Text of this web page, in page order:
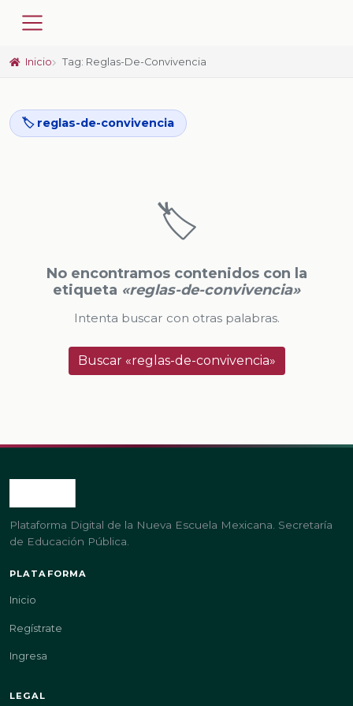
Inicio Tag: Reglas-De-Convivencia
🏷️ reglas-de-convivencia
🏷️
No encontramos contenidos con la
etiqueta «reglas-de-convivencia»
Intenta buscar con otras palabras.
Buscar «reglas-de-convivencia»
Plataforma Digital de la Nueva Escuela Mexicana. Secretaría
de Educación Pública.
PLATAFORMA
Inicio
Regístrate
Ingresa
LEGAL